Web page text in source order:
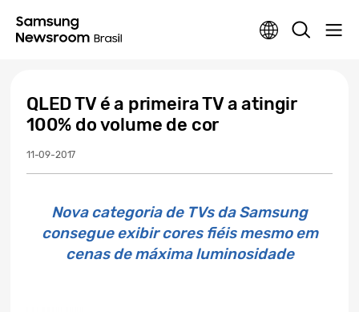
QLED TV é a primeira TV a atingir
100% do volume de cor
11-09-2017
Nova categoria de TVs da Samsung
consegue exibir cores fiéis mesmo em
cenas de máxima luminosidade